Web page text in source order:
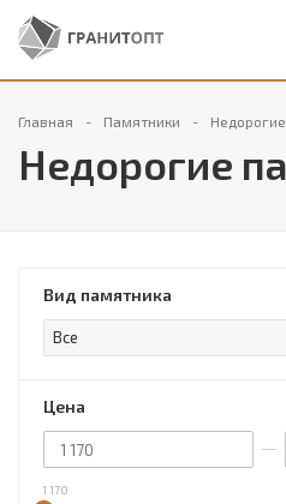
Главная Памятники
Недорогие
Вид памятника
Все
Цена
1 170